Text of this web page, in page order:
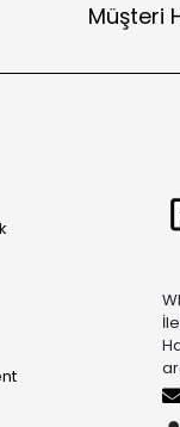
Müşteri